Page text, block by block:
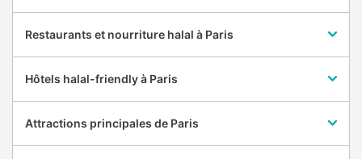
Restaurants et nourriture halal à Paris
Hôtels halal-friendly à Paris
Attractions principales de Paris